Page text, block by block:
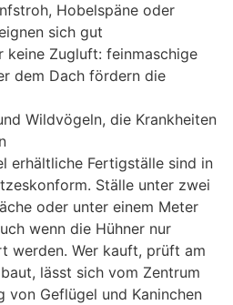
Hobelspäne oder
sich gut
keine Zugluft: feinmaschige
dem Dach fördern die
Wildvögeln, die Krankheiten
erhältliche Fertigställe sind in
Ställe unter zwei
oder unter einem Meter
wenn die Hühner nur
werden. Wer kauft, prüft am
lässt sich vom Zentrum
Geflügel und Kaninchen